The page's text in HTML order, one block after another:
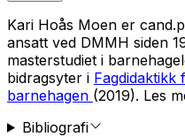
Kari Hoås Moen er
ansatt ved DMMH siden
masterstudiet i
bidragsyter i Fagdidaktikk
barnehagen (2019). Les
Bibliografi